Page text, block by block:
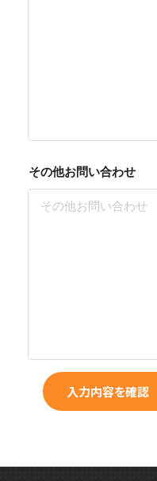
その他お問い合わせ
入力内容を確認